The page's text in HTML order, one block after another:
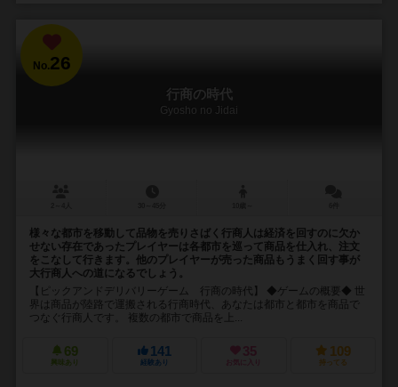
No.26
行商の時代
Gyosho no Jidai
様々な都市を移動して品物を売りさばく行商人は経済を回すのに欠か
せない存在であったプレイヤーは各都市を巡って商品を仕入れ、注文
をこなして行きます。他のプレイヤーが売った商品もうまく回す事が
大行商人への道になるでしょう。
【ピックアンドデリバリーゲーム 行商の時代】 ◆ゲームの概要◆ 世
界は商品が陸路で運搬される行商時代、あなたは都市と都市を商品で
つなぐ行商人です。 複数の都市で商品を上...
69
興味あり
141
経験あり
35
お気に入り
109
持ってる